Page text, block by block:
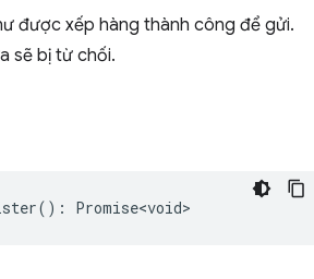
được xếp hàng thành công để gửi.
sẽ bị từ chối.
() : Promise<void>